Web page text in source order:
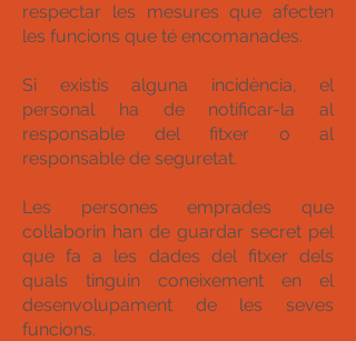
respectar les mesures que afecten
les funcions que té encomanades.
Si existís alguna incidència, el
personal ha de notificar-la al
responsable del fitxer o al
responsable de seguretat.
Les persones emprades que
col·laborin han de guardar secret pel
que fa a les dades del fitxer dels
quals tinguin coneixement en el
desenvolupament de les seves
funcions.